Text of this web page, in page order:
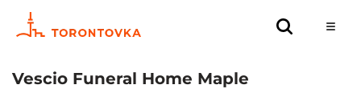
Vescio Funeral Home Maple